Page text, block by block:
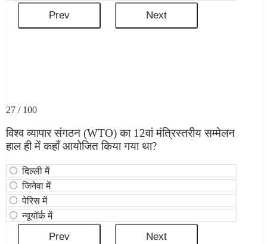
27 / 100
विश्व व्यापार संगठन (WTO) का 12वां मंत्रिस्तरीय सम्मेलन
हाल ही में कहाँ आयोजित किया गया था?
दिल्ली में
जिनेवा में
पेरिस में
न्यूयॉर्क में